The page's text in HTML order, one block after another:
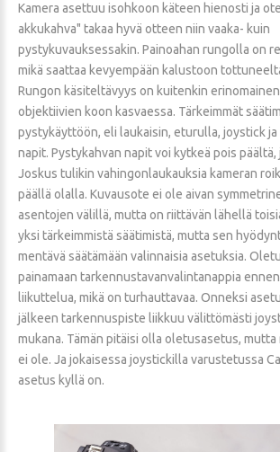
Kamera asettuu isohkoon käteen hienosti ja
akkukahva" takaa hyvä otteen niin vaaka- kuin
pystykuvauksessakin. Painoahan rungolla on
mikä saattaa kevyempään kalustoon
Rungon käsiteltävyys on kuitenkin
objektiivien koon kasvaessa. Tärkeimmät
pystykäyttöön, eli laukaisin, eturulla, joystick
napit. Pystykahvan napit voi kytkeä pois
Joskus tulikin vahingonlaukauksia kameran
päällä olalla. Kuvausote ei ole aivan
asentojen välillä, mutta on riittävän lähellä
yksi tärkeimmistä säätimistä, mutta sen
mentävä säätämään valinnaisia asetuksia.
painamaan tarkennustavanvalintanappia
liikuttelua, mikä on turhauttavaa. Onneksi
jälkeen tarkennuspiste liikkuu välittömästi
mukana. Tämän pitäisi olla oletusasetus, mutta
ei ole. Ja jokaisessa joystickilla varustetussa
asetus kyllä on.